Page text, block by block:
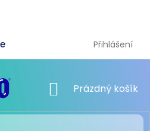
Přihlášení
NÁKUPNÍ KOŠÍK
Prázdný košík